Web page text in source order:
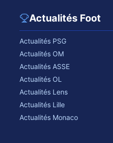
Actualités Foot
Actualités PSG
Actualités OM
Actualités ASSE
Actualités OL
Actualités Lens
Actualités Lille
Actualités Monaco